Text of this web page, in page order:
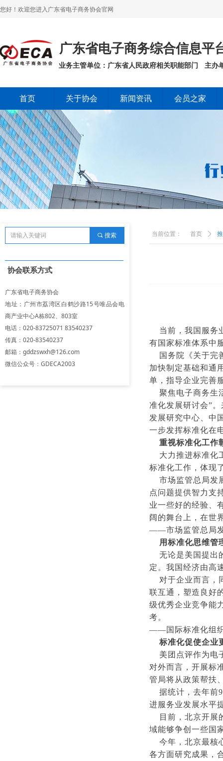
您好！欢迎您进入广东省电子商务协会官网
广东省电子商务综合信息
业务主管单位：广东省人民政府相关职能部门 主办
首页 关于协会 新闻资讯 会员之家
首页 ꄲ
当前，我国服务
有国家标准体系中
国务院《关于完
加快制定基础和通
单，指导企业完善
聚焦电子商务生
准化发展研讨会”
发展研究中心、中
一步发挥标准化在
重视标准化工作
大力推进标准化
标准化工作，体现
市场监管总局发
点问题提供智力支
业一些好的经验、
阔的舞台上，在世
——市场监管总局
用标准化思维管
无论是美国提出
定。我国经济由高
对于企业而言，
联互通，塑造良好
级优秀企业竞争能
考。
——国际标准化组织
标准化促使企业
美团点评作为电
对外而言，开展标
管局将从政策帮扶
据统计，去年前9
进服务业发展水平
目前，北京开展
域能够争创一些国
今年，北京最核
各方面研究成果，
当前位置：
广东省电子商务协会
地址：广州市荔湾区白鹤沙路15号唯品会电
商产业中心A栋802、803室
电话：020-83725071 83540237
传真：020-83540237
邮箱：gddzswxh@126.com
微信公众号：GDECA2003
协会联系方式
끠 搜索